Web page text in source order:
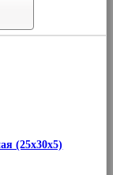
(25х30х5)